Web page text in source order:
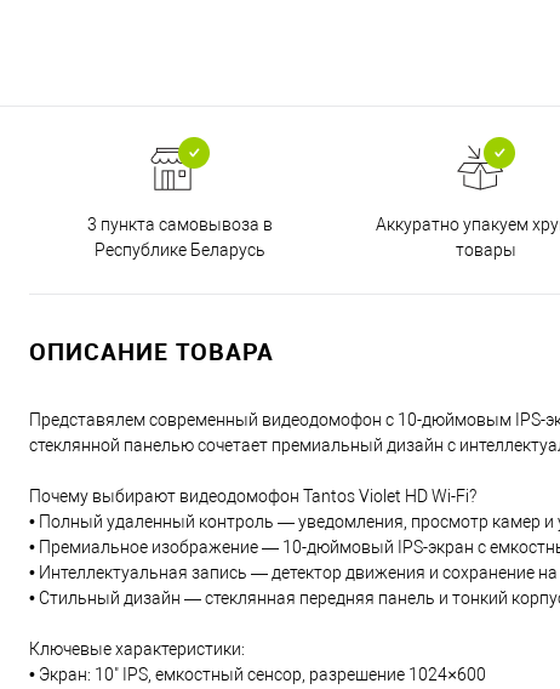
3 пункта самовывоза в
Республике Беларусь
Аккуратно упакуем
товары
ОПИСАНИЕ ТОВАРА
Представялем современный видеодомофон с 10-дюймовым IPS-
стеклянной панелью сочетает премиальный дизайн с
Почему выбирают видеодомофон Tantos Violet HD Wi-Fi?
• Полный удаленный контроль — уведомления, просмотр камер и
• Премиальное изображение — 10-дюймовый IPS-экран с
• Интеллектуальная запись — детектор движения и сохранение
• Стильный дизайн — стеклянная передняя панель и тонкий
Ключевые характеристики:
• Экран: 10" IPS, емкостный сенсор, разрешение 1024×600